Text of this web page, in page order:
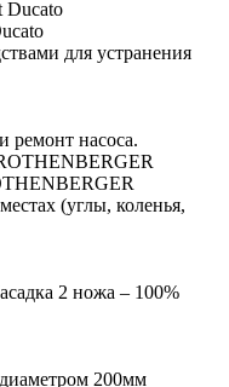
для устранения
ремонт насоса.
(углы, коленья,
2 ножа – 100%
200мм